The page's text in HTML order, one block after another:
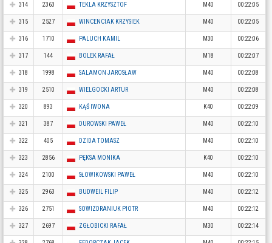
314 2363 TEKLA KRZYSZTOF M40 00:22:05
315 2527 WINCENCIAK KRZYSIEK M40 00:22:05
316 1710 PALUCH KAMIL M30 00:22:06
317 144 BOLEK RAFAŁ M18 00:22:07
318 1998 SALAMON JAROSŁAW M40 00:22:08
319 2510 WIELGOCKI ARTUR M40 00:22:08
320 893 KĄŚ IWONA K40 00:22:09
321 387 DUROWSKI PAWEŁ M40 00:22:10
322 405 DZIDA TOMASZ M40 00:22:10
323 2856 PĘKSA MONIKA K40 00:22:10
324 2100 SŁOWIKOWSKI PAWEŁ M40 00:22:10
325 2963 BUDWEIL FILIP M40 00:22:12
326 2751 SOWIZDRANIUK PIOTR M40 00:22:12
327 2697 ZGŁOBICKI RAFAŁ M30 00:22:14